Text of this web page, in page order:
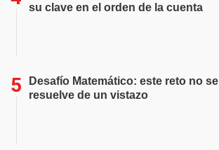
su clave en el orden de la cuenta
Desafío Matemático: este reto no se
resuelve de un vistazo